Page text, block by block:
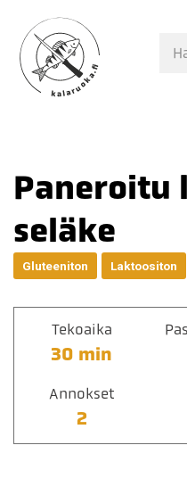
Paneroitu
seläke
Gluteeniton Laktoositon
Tekoaika
30 min
Annokset
2